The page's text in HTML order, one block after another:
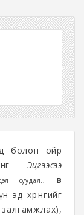
болон ойр
- Эцгээсээ
суудал.,
өв
эд хөрөнгийг
залгамжлах),